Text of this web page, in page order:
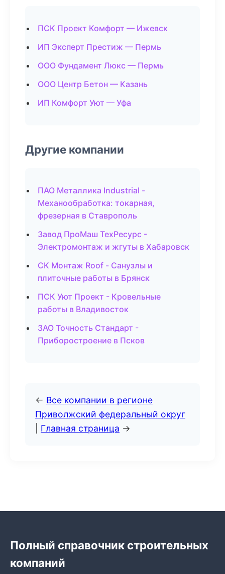
ПСК Проект Комфорт — Ижевск
ИП Эксперт Престиж — Пермь
ООО Фундамент Люкс — Пермь
ООО Центр Бетон — Казань
ИП Комфорт Уют — Уфа
Другие компании
ПАО Металлика Industrial -
Механообработка: токарная,
фрезерная в Ставрополь
Завод ПроМаш ТехРесурс -
Электромонтаж и жгуты в Хабаровск
СК Монтаж Roof - Санузлы и
плиточные работы в Брянск
ПСК Уют Проект - Кровельные
работы в Владивосток
ЗАО Точность Стандарт -
Приборостроение в Псков
← Все компании в регионе
Приволжский федеральный округ
Главная страница →
Полный справочник строительных
компаний